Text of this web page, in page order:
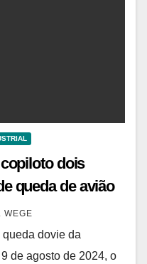
dois
queda de avião
WEGE
dovie da
de agosto de 2024, o